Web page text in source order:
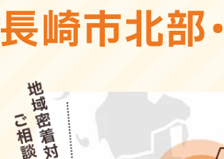
長崎市北部